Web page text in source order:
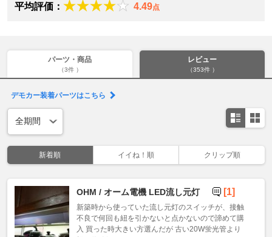
平均評価： 4.49点
パーツ・商品
（3件 ）
レビュー
（353件 ）
デモカー装着パーツはこちら
新着順 イイね！順 クリップ順
OHM / オーム電機 LED流し元灯 [1]
新築時から使っていた流し元灯のスイッチが、接触
不良で何回も紐を引かないと点かないので諦めて購
入 買った時大きい方選んだが 古い20W蛍光管より